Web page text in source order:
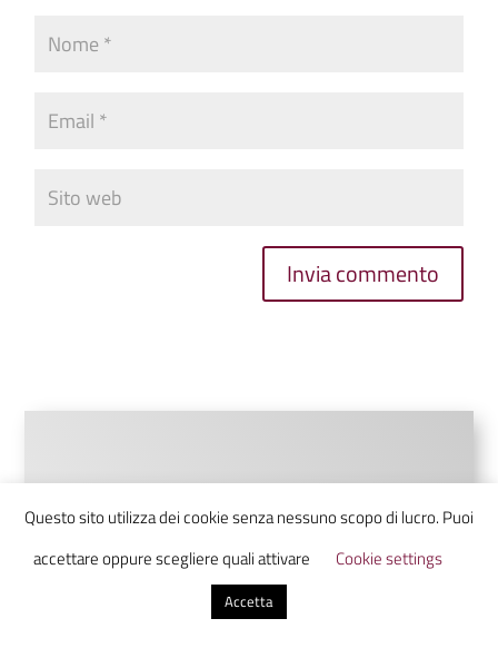
Invia commento
Questo sito utilizza dei cookie senza nessuno scopo di lucro. Puoi
accettare oppure scegliere quali attivare
Cookie settings
Accetta